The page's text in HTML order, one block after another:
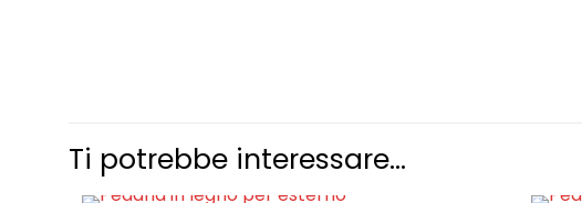
Ti potrebbe interessare…